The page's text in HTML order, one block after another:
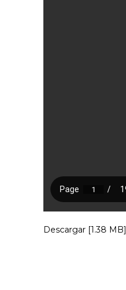
Descargar [1.38 MB]